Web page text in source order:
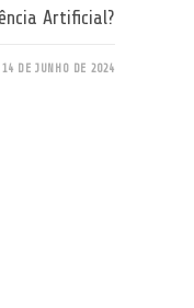
Artificial?
14 DE JUNHO DE 2024